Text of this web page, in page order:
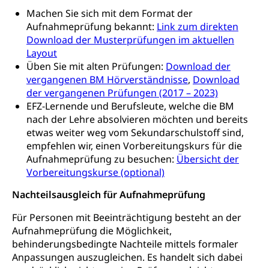
Machen Sie sich mit dem Format der
Aufnahmeprüfung bekannt: Link zum direkten
Download der Musterprüfungen im aktuellen
Layout
Üben Sie mit alten Prüfungen: Download der
vergangenen BM Hörverständnisse, Download
der vergangenen Prüfungen (2017 – 2023)
EFZ-Lernende und Berufsleute, welche die BM
nach der Lehre absolvieren möchten und bereits
etwas weiter weg vom Sekundarschulstoff sind,
empfehlen wir, einen Vorbereitungskurs für die
Aufnahmeprüfung zu besuchen: Übersicht der
Vorbereitungskurse (optional)
Nachteilsausgleich für Aufnahmeprüfung
Für Personen mit Beeinträchtigung besteht an der
Aufnahmeprüfung die Möglichkeit,
behinderungsbedingte Nachteile mittels formaler
Anpassungen auszugleichen. Es handelt sich dabei
Informationsstelle AHV/IV
Ergänzungsleistungen (EL) (WAS Luzern)
IV-Leistungen (WAS Luzern)
Inklusion im Sport
Menschen mit Behinderungen
Kultur und Medien
Archive und Bibliotheken
Bücher, Bundesarchiv, Landesbibliothek
Staatsarchiv Luzern
Zentral- und Hochschulbibliothek
Archiv der Denkmalpflege
Kulturelle Einrichtungen
Museen, Theater, Bibliotheken
Dienststelle Kultur
Kunst & Kultur (Luzern Tourismus)
Kulturförderung
Kulturpolitik, Sprachförderung, Denkmalpflege,
kulturelles Angebot, Kulturerbe, kulturelles Erbe,
Nachwuchsförderung, Vermittlung, Selektive
Förderung, Kulturausschreibungen, Kulturpreis,
Werkbeitrag, Produktionsbeitrag, Recherche,
Bildende Kunst, Angewandte Kunst, Theater/Tanz,
Musik, Entwicklung, Programmbeiträge,